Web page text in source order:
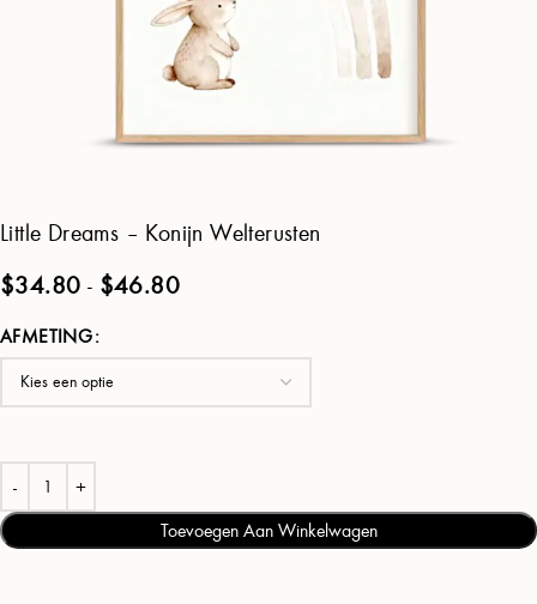
Little Dreams – Konijn Welterusten
$34.80 - $46.80
AFMETING
Toevoegen Aan Winkelwagen